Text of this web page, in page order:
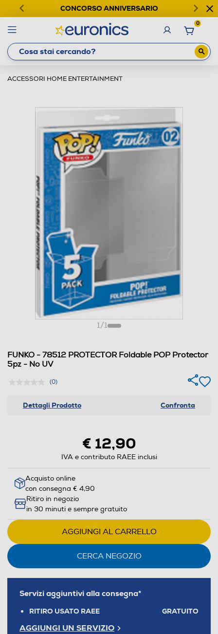
CONCORSO ANNIVERSARIO
0
ACCESSORI HOME ENTERTAINMENT
1/1
FUNKO - 78512 PROTECTOR Foldable POP Protector
5pz - No UV
(0)
Dettagli Prodotto Confronta
€ 12,90
IVA e contributo RAEE inclusi
Acquisto online
con consegna € 4,90
Ritiro in negozio
in 30 minuti e sempre gratuito
AGGIUNGI AL CARRELLO
CERCA NEGOZIO
Servizi aggiuntivi alla consegna*
RITIRO USATO RAEE GRATUITO
AGGIUNGI UN SERVIZIO